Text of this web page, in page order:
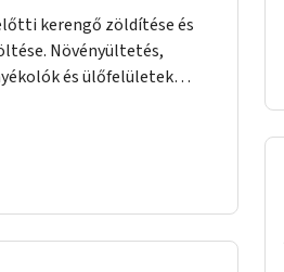
kerengő zöldítése és
Növényültetés,
és ülőfelületek
való gazdagítása.